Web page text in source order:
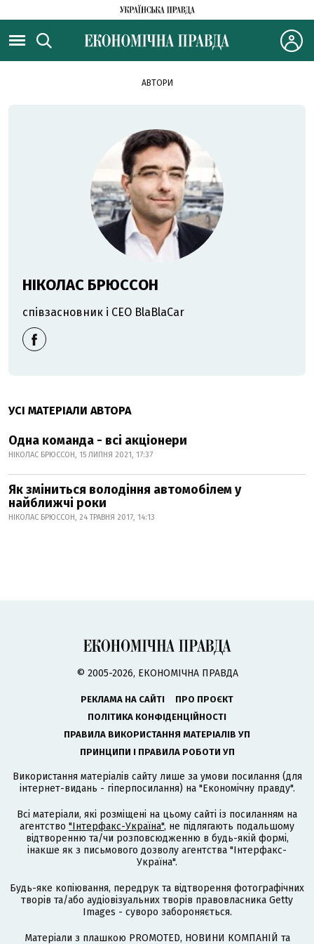
АВТОРИ
НІКОЛАС БРЮССОН
співзасновник і CEO BlaBlaCar
УСІ МАТЕРІАЛИ АВТОРА
Одна команда - всі акціонери
НІКОЛАС БРЮССОН, 15 ЛИПНЯ 2021, 17:37
Як зміниться володіння автомобілем у
найближчі роки
НІКОЛАС БРЮССОН, 24 ТРАВНЯ 2017, 14:13
© 2005-2026, ЕКОНОМІЧНА ПРАВДА
РЕКЛАМА НА САЙТІ
ПРО ПРОЄКТ
ПОЛІТИКА КОНФІДЕНЦІЙНОСТІ
ПРАВИЛА ВИКОРИСТАННЯ МАТЕРІАЛІВ УП
ПРИНЦИПИ І ПРАВИЛА РОБОТИ УП
Використання матеріалів сайту лише за умови посилання (для
інтернет-видань - гіперпосилання) на "Економічну правду".
Всі матеріали, які розміщені на цьому сайті із посиланням на
агентство "Інтерфакс-Україна", не підлягають подальшому
відтворенню та/чи розповсюдженню в будь-якій формі,
інакше як з письмового дозволу агентства "Інтерфакс-
Україна".
Будь-яке копіювання, передрук та відтворення фотографічних
творів та/або аудіовізуальних творів правовласника Getty
Images - суворо забороняється.
Матеріали з плашкою PROMOTED, НОВИНИ КОМПАНІЙ та